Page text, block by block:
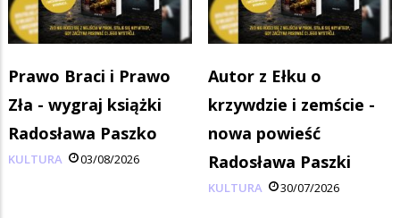
Prawo Braci i Prawo
Zła - wygraj książki
Radosława Paszko
KULTURA 03/08/2026
Autor z Ełku o
krzywdzie i zemście -
nowa powieść
Radosława Paszki
KULTURA 30/07/2026